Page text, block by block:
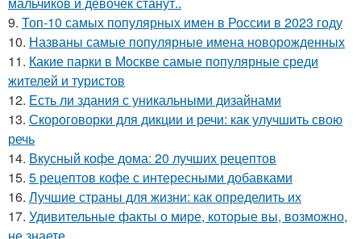
9. Топ-10 самых популярных имен в России в 2023 году
10. Названы самые популярные имена новорожденных
11. Какие парки в Москве самые популярные среди
жителей и туристов
12. Есть ли здания с уникальными дизайнами
13. Скороговорки для дикции и речи: как улучшить свою
речь
14. Вкусный кофе дома: 20 лучших рецептов
15. 5 рецептов кофе с интересными добавками
16. Лучшие страны для жизни: как определить их
17. Удивительные факты о мире, которые вы, возможно,